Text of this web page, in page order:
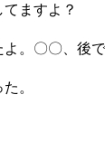
ますよ？
。〇〇、後で
。